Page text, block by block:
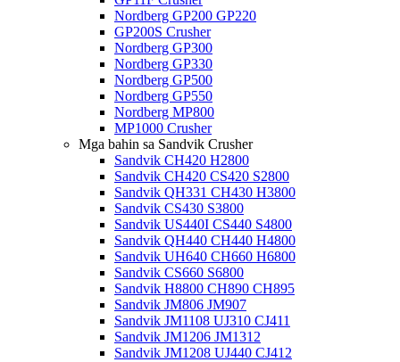
Nordberg GP200 GP220
GP200S Crusher
Nordberg GP300
Nordberg GP330
Nordberg GP500
Nordberg GP550
Nordberg MP800
MP1000 Crusher
Mga bahin sa Sandvik Crusher
Sandvik CH420 H2800
Sandvik CH420 CS420 S2800
Sandvik QH331 CH430 H3800
Sandvik CS430 S3800
Sandvik US440I CS440 S4800
Sandvik QH440 CH440 H4800
Sandvik UH640 CH660 H6800
Sandvik CS660 S6800
Sandvik H8800 CH890 CH895
Sandvik JM806 JM907
Sandvik JM1108 UJ310 CJ411
Sandvik JM1206 JM1312
Sandvik JM1208 UJ440 CJ412